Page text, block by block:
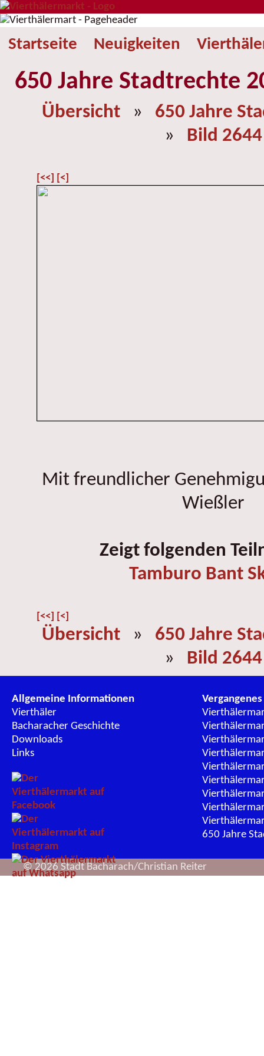
Startseite Neuigkeiten
650 Jahre Stadtrechte
Übersicht » 650 Jahre
» Bild 2644
[<<] [<]
Mit freundlicher
Wießler
Zeigt folgenden
Tamburo Bant
[<<] [<]
Übersicht » 650 Jahre
» Bild 2644
Allgemeine Informationen
Vierthäler
Bacharacher Geschichte
Downloads
Links
Vergangenes
650 Jahre
© 2026 Stadt Bacharach/Christian Reiter